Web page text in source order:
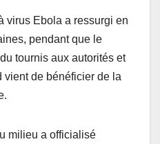
virus Ebola a ressurgi en
pendant que le
tournis aux autorités et
vient de bénéficier de la
milieu a officialisé